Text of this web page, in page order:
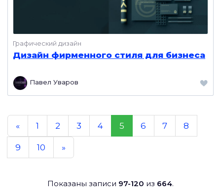
Графический дизайн
Дизайн фирменного стиля для бизнеса
Павел Уваров
« 1 2 3 4 5 6 7 8
9 10 »
Показаны записи 97-120 из 664.